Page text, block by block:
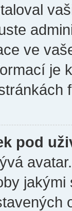
ve
je
pod